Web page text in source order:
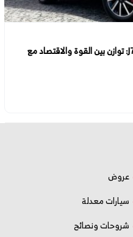
استهلاك الوقود والكفاءة في جايكو J7: توازن بين القوة والاقتصاد مع
عروض
سيارات معدلة
شروحات ونصائح